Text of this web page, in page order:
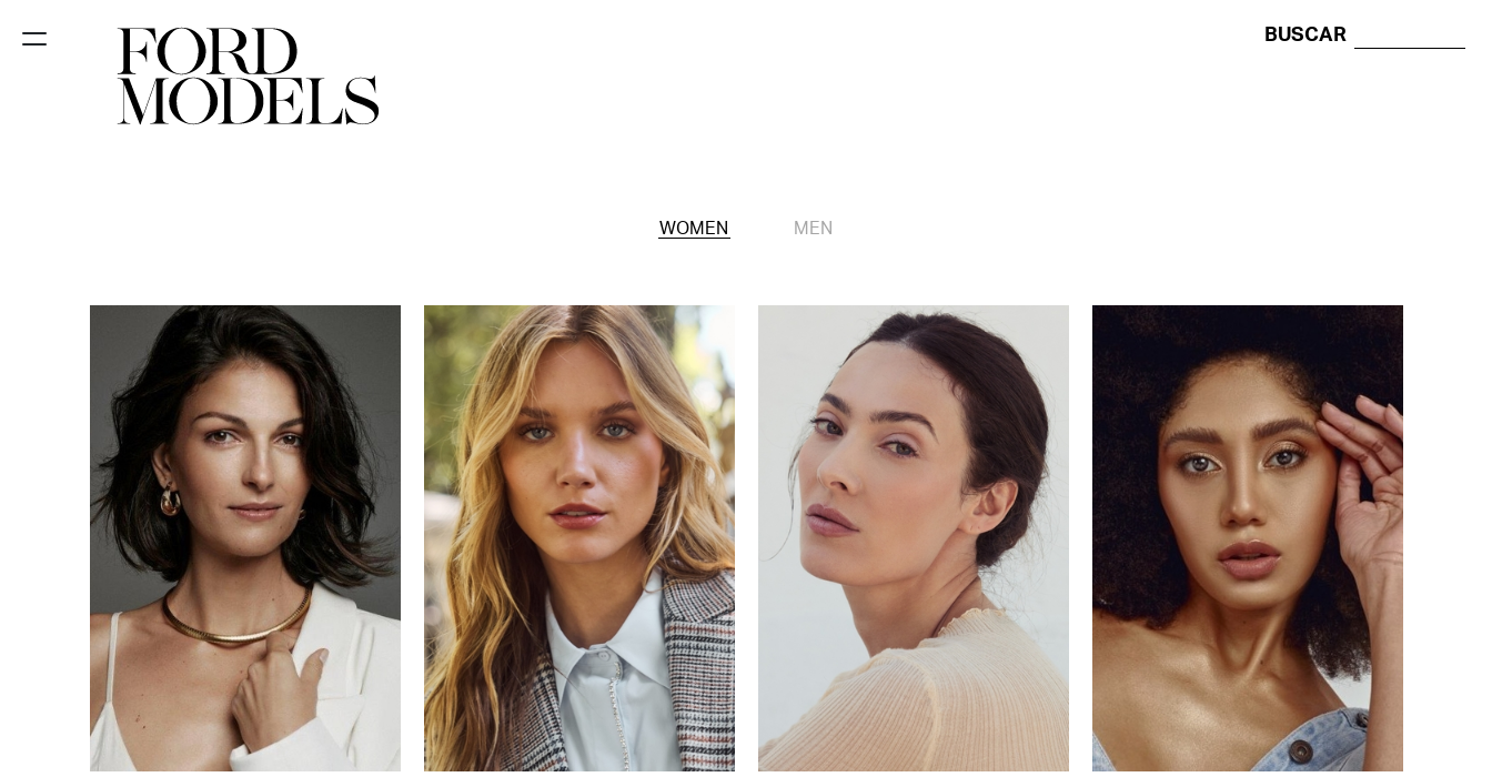
BUSCAR
FORD SÃO
INSCRIÇÃO
WOMEN MEN